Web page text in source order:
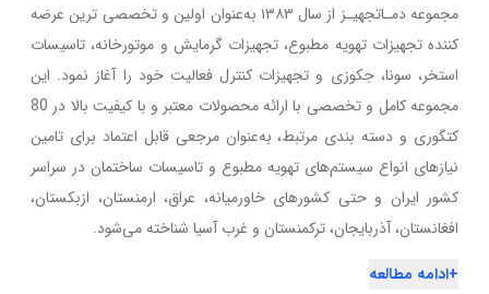
مجموعه دمـاتجهیـز از سال ۱۳۸۳ به‌عنوان اولین و تخصصی ترین عرضه
کننده تجهیزات تهویه مطبوع، تجهیزات گرمایش و موتورخانه، تاسیسات
استخر، سونا، جکوزی و تجهیزات کنترل فعالیت خود را آغاز نمود. این
مجموعه کامل و تخصصی با ارائه محصولات معتبر و با کیفیت بالا در 80
کتگوری و دسته بندی مرتبط، به‌عنوان مرجعی قابل اعتماد برای تامین
نیازهای انواع سیستم‌های تهویه مطبوع و تاسیسات ساختمان در سراسر
کشور ایران و حتی کشورهای خاورمیانه، عراق، ارمنستان، ازبکستان،
افغانستان، آذربایجان، ترکمنستان و غرب آسیا شناخته می‌شود.
+ادامه مطالعه